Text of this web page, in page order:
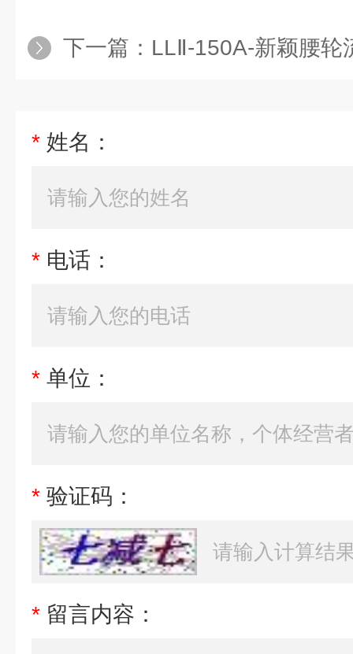
下一篇： LLⅡ-150A-新颖腰轮流量
* 姓名：
* 电话：
* 单位：
* 验证码：
* 留言内容：